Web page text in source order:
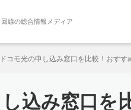
線の総合情報メディア
ドコモ光の申し込み窓口を比較！おす
し込み窓口